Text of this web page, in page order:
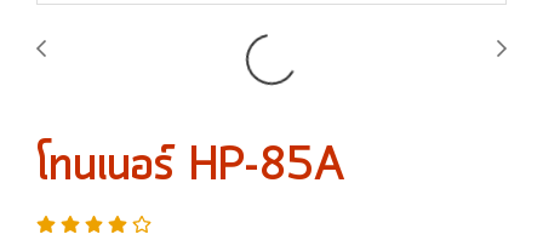
โทนเนอร์ HP-85A